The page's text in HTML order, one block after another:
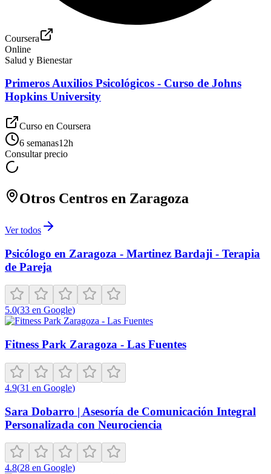
Coursera
Online
Salud y Bienestar
Primeros Auxilios Psicológicos - Curso de Johns
Hopkins University
Curso en Coursera
6 semanas12h
Consultar precio
Otros Centros en Zaragoza
Ver todos
Psicólogo en Zaragoza - Martinez Bardaji - Terapia
de Pareja
5.0(33 en Google)
Fitness Park Zaragoza - Las Fuentes
4.9(31 en Google)
Sara Dobarro | Asesoría de Comunicación Integral
Personalizada con Neurociencia
4.8(28 en Google)